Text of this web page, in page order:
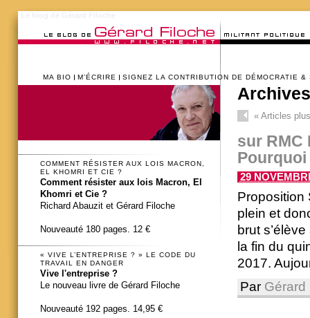
MA BIO M’ÉCRIRE SIGNEZ LA CONTRIBUTION DE DÉMOCRATIE &
«Articles
sur RMC
29
Proposition
plein et
brut
la fin du
2017.
Par Gérard
COMMENT RÉSISTER AUX LOIS MACRON,
EL KHOMRI ET CIE ?
Comment résister aux lois Macron, El
Khomri et Cie ?
Richard Abauzit et Gérard Filoche
Nouveauté 180 pages. 12 €
« VIVE L’ENTREPRISE ? » LE CODE DU
TRAVAIL EN DANGER
Vive l'entreprise ?
Le nouveau livre de Gérard Filoche
Nouveauté 192 pages. 14,95 €